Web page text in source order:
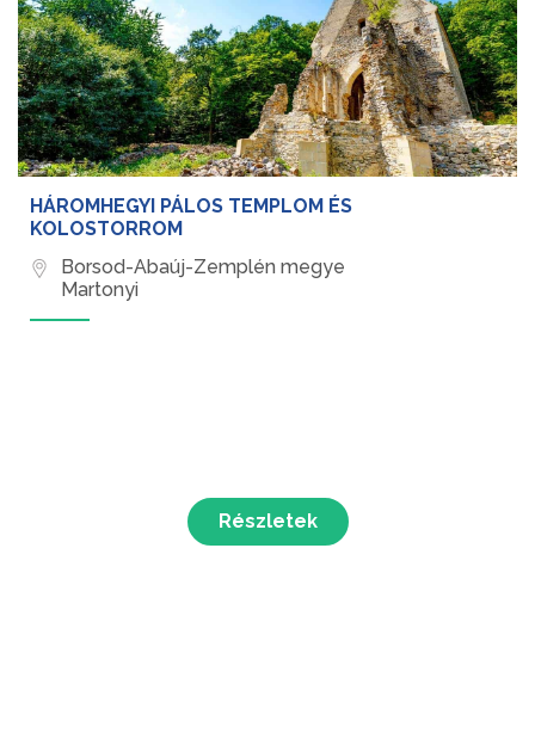
HÁROMHEGYI PÁLOS TEMPLOM ÉS
KOLOSTORROM
Borsod-Abaúj-Zemplén megye
Martonyi
Részletek